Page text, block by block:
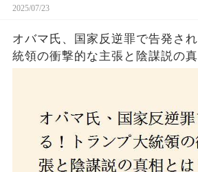
2025/07/23
オバマ氏、国家反逆罪で告発さ
統領の衝撃的な主張と陰謀説の